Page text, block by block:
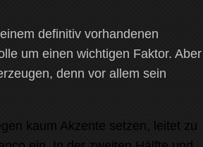
definitiv vorhandenen
um einen wichtigen Faktor. Aber
denn vor allem sein
kaum Akzente setzen, leitet zu